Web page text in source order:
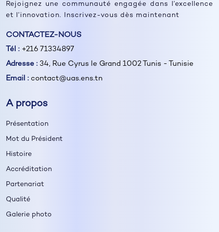
Rejoignez une communauté engagée dans l’excellence
et l’innovation. Inscrivez-vous dès maintenant
CONTACTEZ-NOUS
Tél : +216 71334897
Adresse : 34, Rue Cyrus le Grand 1002 Tunis - Tunisie
Email : contact@uas.ens.tn
A propos
Présentation
Mot du Président
Histoire
Accréditation
Partenariat
Qualité
Galerie photo